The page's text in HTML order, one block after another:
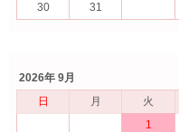
30
31
2026年 9月
日
月 火
1